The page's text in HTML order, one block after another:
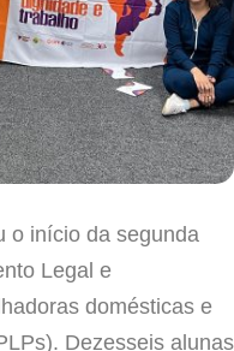
o início da segunda
Legal e
domésticas e
Dezesseis alunas